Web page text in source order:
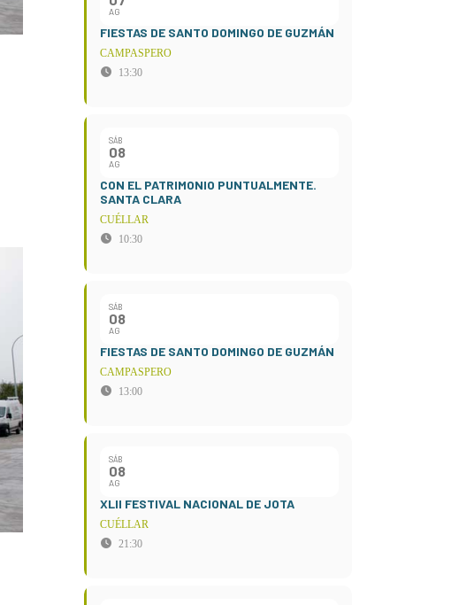
AG
FIESTAS DE SANTO DOMINGO DE GUZMÁN
CAMPASPERO
13:30
SÁB
08
AG
CON EL PATRIMONIO PUNTUALMENTE.
SANTA CLARA
CUÉLLAR
10:30
SÁB
08
AG
FIESTAS DE SANTO DOMINGO DE GUZMÁN
CAMPASPERO
13:00
SÁB
08
AG
XLII FESTIVAL NACIONAL DE JOTA
CUÉLLAR
21:30